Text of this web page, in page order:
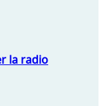
la radio